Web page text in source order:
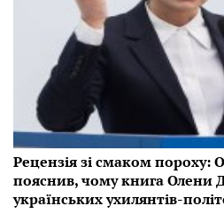
Рецензія зі смаком пороху:
пояснив, чому книга Олени
українських ухилянтів-